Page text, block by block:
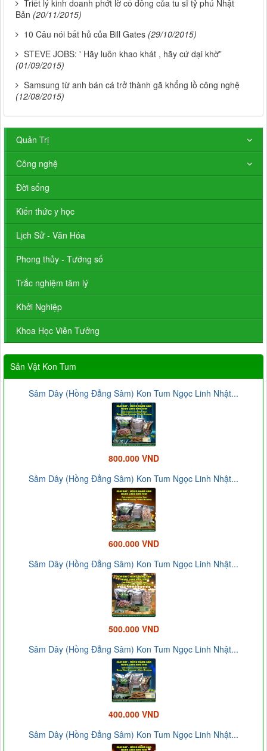
Triết lý kinh doanh phớt lờ cổ đông của tu sĩ tỷ phú Nhật
Bản (20/11/2015)
10 Câu nói bất hủ của Bill Gates (29/10/2015)
STEVE JOBS: ' Hãy luôn khao khát , hãy cứ dại khờ”
(01/09/2015)
Samsung từ anh bán cá trở thành gã khổng lồ công nghệ
(12/08/2015)
Quản Trị
Công nghệ
Đời sống
Kiến thức y học
Lịch Sử - Văn Hóa
Phong thủy - Tướng số
Trắc nghiệm tâm lý
Khởi Nghiệp
Khoa Học Viễn Tưởng
Sản Vật Kon Tum
Sâm Dây (Hồng Đẳng Sâm) Kon Tum Ngọc Linh Nhật...
800.000 VND
Sâm Dây (Hồng Đẳng Sâm) Kon Tum Ngọc Linh Nhật...
600.000 VND
Sâm Dây (Hồng Đẳng Sâm) Kon Tum Ngọc Linh Nhật...
500.000 VND
Sâm Dây (Hồng Đẳng Sâm) Kon Tum Ngọc Linh Nhật...
400.000 VND
Sâm Dây (Hồng Đẳng Sâm) Kon Tum Ngọc Linh Nhật...